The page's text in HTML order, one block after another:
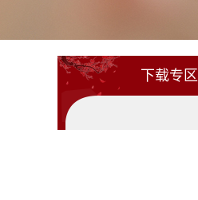
下载专区